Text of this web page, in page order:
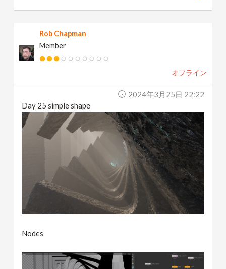
Rob Chapman
Member
オフライン
2024年3月25日 22:22
Day 25 simple shape
Nodes